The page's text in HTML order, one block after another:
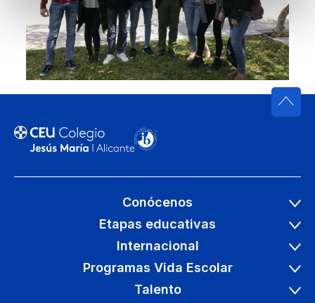
Conócenos
Etapas educativas
Internacional
Programas Vida Escolar
Talento